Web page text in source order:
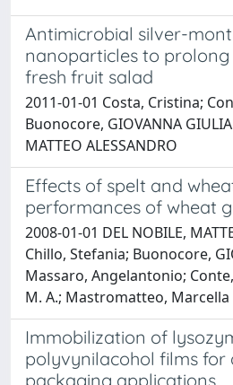
Antimicrobial silver-
nanoparticles to prolong
fresh fruit salad
2011-01-01 Costa, Cristina;
Buonocore, GIOVANNA
MATTEO ALESSANDRO
Effects of spelt and
performances of wheat
2008-01-01 DEL NOBILE,
Chillo, Stefania; Buonocore,
Massaro, Angelantonio;
M. A.; Mastromatteo, Marcella
Immobilization of
polyvynilacohol films for
packaging applications